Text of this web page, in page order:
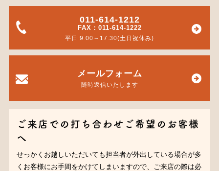
011-614-1212
FAX：011-614-1222
平日 9:00～17:30(土日祝休み)
メールフォーム
随時返信いたします
ご来店での打ち合わせご希望のお客様
へ
せっかくお越しいただいても担当者が外出している場合が多
くお客様にお手間をかけてしまいますので、ご来店の際は必